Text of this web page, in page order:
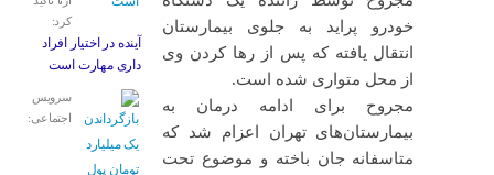
خودرو پراید به جلوی بیمارستان
انتقال یافته که پس از رها کردن وی
از محل متواری شده است.
مجروح برای ادامه درمان به
بیمارستان‌های تهران اعزام شد که
متاسفانه جان باخته و موضوع تحت
کرد:
آینده در اختیار افراد
داری مهارت است
سرویس
اجتماعی: